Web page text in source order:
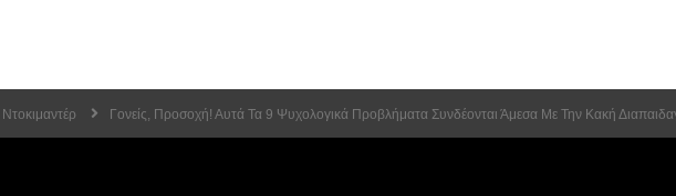
Ντοκιμαντέρ Γονείς, Προσοχή! Αυτά Τα 9 Ψυχολογικά Προβλήματα Συνδέονται Άμεσα Με Την Κακή